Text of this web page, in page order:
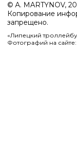
© A. MARTYNOV,
Копирование
запрещено.
«Липецкий
Фотографий на сайте: